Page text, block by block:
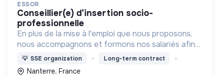
ESSOR
conseillier(e) d’insertion socio-
professionnelle
En plus de la mise à l'emploi que nous proposons,
nous accompagnons et formons nos salariés afin
de les aider à trouver un emploi durable en dehors
de notre structure.
💡 SSE organization Long-term contract
Nanterre, France